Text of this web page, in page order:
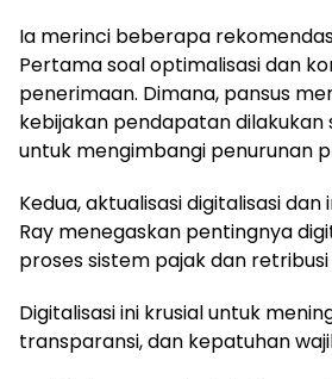
Ia merinci beberapa
Pertama soal optimalisasi dan
penerimaan. Dimana, pansus
kebijakan pendapatan dilakukan
untuk mengimbangi penurunan
Kedua, aktualisasi digitalisasi dan
Ray menegaskan pentingnya
proses sistem pajak dan
Digitalisasi ini krusial untuk
transparansi, dan kepatuhan